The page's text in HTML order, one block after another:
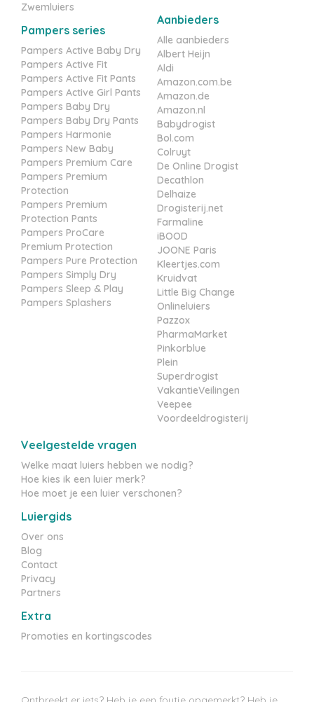
Zwemluiers
Pampers series
Pampers Active Baby Dry
Pampers Active Fit
Pampers Active Fit Pants
Pampers Active Girl Pants
Pampers Baby Dry
Pampers Baby Dry Pants
Pampers Harmonie
Pampers New Baby
Pampers Premium Care
Pampers Premium
Protection
Pampers Premium
Protection Pants
Pampers ProCare
Premium Protection
Pampers Pure Protection
Pampers Simply Dry
Pampers Sleep & Play
Pampers Splashers
Aanbieders
Alle aanbieders
Albert Heijn
Aldi
Amazon.com.be
Amazon.de
Amazon.nl
Babydrogist
Bol.com
Colruyt
De Online Drogist
Decathlon
Delhaize
Drogisterij.net
Farmaline
iBOOD
JOONE Paris
Kleertjes.com
Kruidvat
Little Big Change
Onlineluiers
Pazzox
PharmaMarket
Pinkorblue
Plein
Superdrogist
VakantieVeilingen
Veepee
Voordeeldrogisterij
Veelgestelde vragen
Welke maat luiers hebben we nodig?
Hoe kies ik een luier merk?
Hoe moet je een luier verschonen?
Luiergids
Over ons
Blog
Contact
Privacy
Partners
Extra
Promoties en kortingscodes